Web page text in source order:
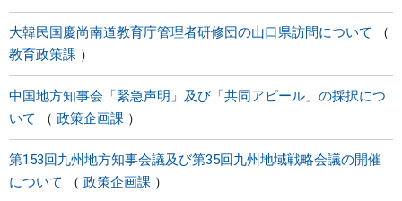
大韓民国慶尚南道教育庁管理者研修団の山口県訪問について
教育政策課
中国地方知事会「緊急声明」及び「共同アピール」の採択につ
いて
政策企画課
第153回九州地方知事会議及び第35回九州地域戦略会議の開催
について
政策企画課